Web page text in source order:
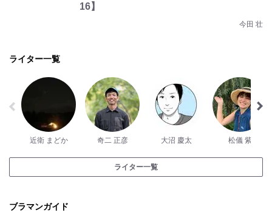
16】
今田 壮
ライター一覧
近衛 まどか 奇二 正彦 大沼 慶太 松儀 紫
ライター一覧
ブラマンガイド